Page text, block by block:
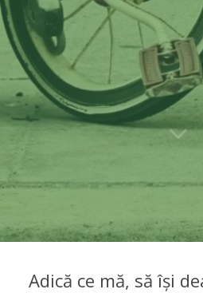
Adică ce mă, să își